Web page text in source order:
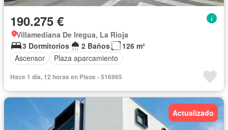
190.275 €
Villamediana De Iregua, La Rioja
3 Dormitorios
2 Baños
126 m²
Ascensor
Plaza aparcamiento
Hace 1 día, 12 horas en Pisos - 516965
Actualizado